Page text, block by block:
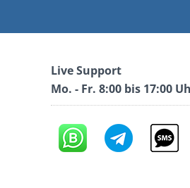
Live Support
Mo. - Fr. 8:00 bis 17:00